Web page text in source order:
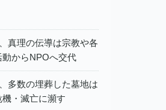
真理の伝導は宗教や各
動からNPOへ交代
多数の埋葬した墓地は
・滅亡に瀕す